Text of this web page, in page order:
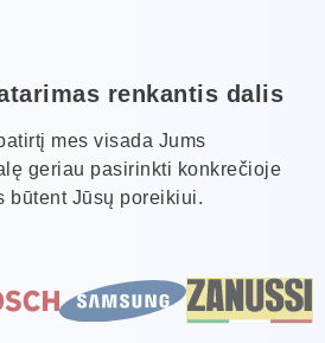
renkantis dalis
mes visada Jums
geriau pasirinkti konkrečioje
būtent Jūsų poreikiui.